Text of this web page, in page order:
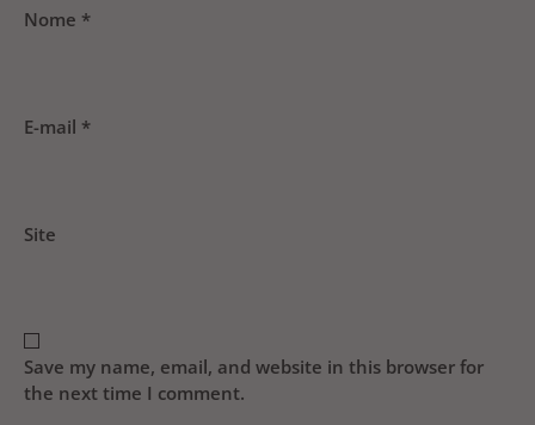
Nome *
E-mail *
Site
Save my name, email, and website in this browser for
the next time I comment.